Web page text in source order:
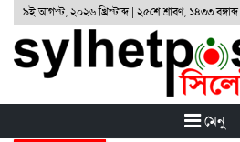
৯ই আগস্ট, ২০২৬ খ্রিস্টাব্দ | ২৫শে শ্রাবণ, ১৪৩৩ বঙ্গাব্দ
মেনু